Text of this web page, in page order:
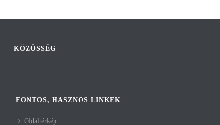
KÖZÖSSÉG
FONTOS, HASZNOS LINKEK
Oldaltérkép